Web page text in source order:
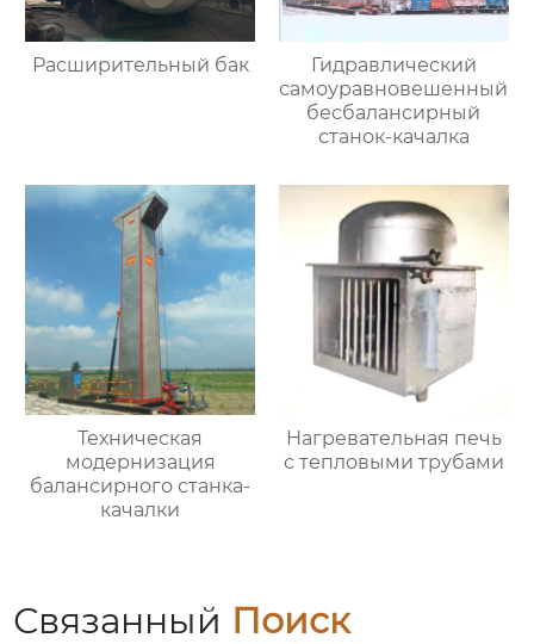
Расширительный бак
Гидравлический
самоуравновешенный
бесбалансирный
станок-качалка
Техническая
модернизация
балансирного станка-
качалки
Нагревательная печь
с тепловыми трубами
Связанный Поиск